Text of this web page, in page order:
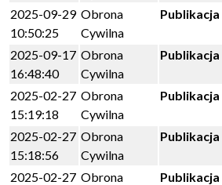
2025-09-29
10:50:25
Obrona
Cywilna
Publikacja
2025-09-17
16:48:40
Obrona
Cywilna
Publikacja
2025-02-27
15:19:18
Obrona
Cywilna
Publikacja
2025-02-27
15:18:56
Obrona
Cywilna
Publikacja
2025-02-27 Obrona
Publikacja